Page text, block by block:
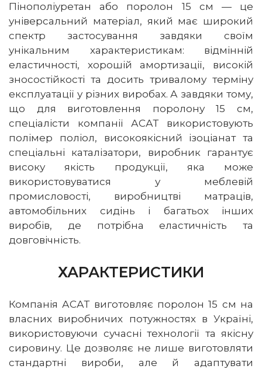
Пінополіуретан або поролон 15 см — це
універсальний матеріал, який має широкий
спектр застосування завдяки своїм
унікальним характеристикам: відмінній
еластичності, хорошій амортизації, високій
зносостійкості та досить тривалому терміну
експлуатації у різних виробах. А завдяки тому,
що для виготовлення поролону 15 см,
спеціалісти компанії АСАТ використовують
полімер поліол, високоякісний ізоціанат та
спеціальні каталізатори, виробник гарантує
високу якість продукції, яка може
використовуватися у меблевій
промисловості, виробництві матраців,
автомобільних сидінь і багатьох інших
виробів, де потрібна еластичність та
довговічність.
ХАРАКТЕРИСТИКИ
Компанія АСАТ виготовляє поролон 15 см на
власних виробничих потужностях в Україні,
використовуючи сучасні технології та якісну
сировину. Це дозволяє не лише виготовляти
стандартні вироби, але й адаптувати